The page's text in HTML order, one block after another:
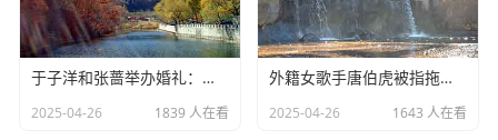
于子洋和张蔷举办婚礼：一对赛场情场双丰收的人生赢家​
2025-04-26 1839 人在看
外籍女歌手唐伯虎被指拖欠劳务费：明星责任不应该缺席​
2025-04-26 1643 人在看